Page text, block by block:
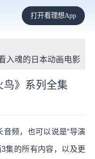
打开看理想App
入魂的日本动画电影
鸟》系列全集
音频，也可以说是“导演
3集的所有内容，以及更